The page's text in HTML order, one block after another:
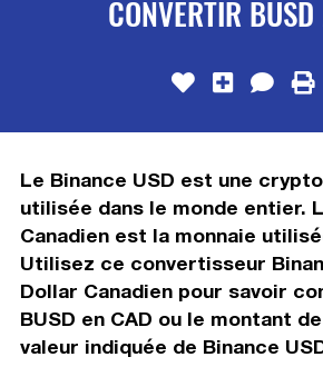
CONVERTIR
Le Binance USD est une
utilisée dans le monde entier.
Canadien est la monnaie
Utilisez ce convertisseur
Dollar Canadien pour savoir
BUSD en CAD ou le montant
valeur indiquée de Binance